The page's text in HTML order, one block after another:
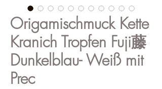
Origamischmuck Kette
Kranich Tropfen Fuji藤
Dunkelblau- Weiß mit
Prec